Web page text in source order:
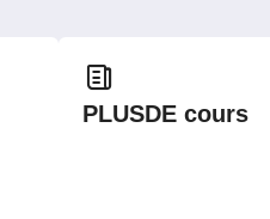
PLUSDE cours